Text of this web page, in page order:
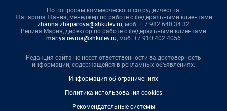
По вопросам коммерческого сотрудничества:
Жапарова Жанна, менеджер по работе с федеральными клиентами
zhanna.zhaparova@shkulev.ru, моб. + 7 982 640 34 32
Ревина Мария, директор по работе с федеральными клиентами
mariya.revina@shkulev.ru, моб. +7 910 402 4056
Редакция сайта не несет ответственности за достоверность
информации, содержащейся в рекламных объявлениях.
Информация об ограничениях
Политика использования cookies
Рекомендательные системы